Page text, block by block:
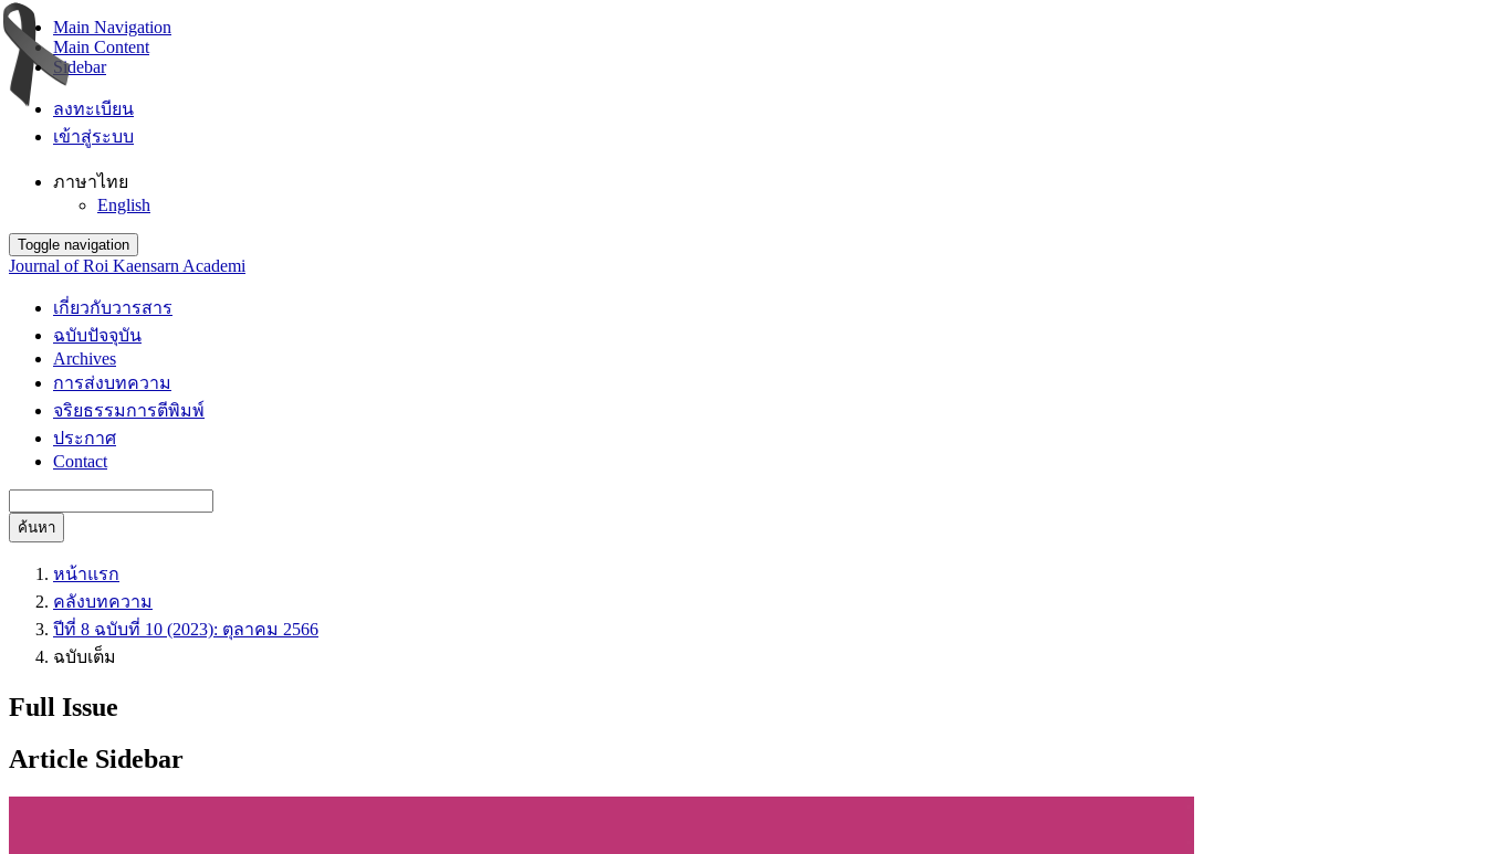
Main Navigation
Main Content
Sidebar
ลงทะเบียน
เข้าสู่ระบบ
ภาษาไทย
English
Toggle navigation
Journal of Roi Kaensarn Academi
เกี่ยวกับวารสาร
ฉบับปัจจุบัน
Archives
การส่งบทความ
จริยธรรมการตีพิมพ์
ประกาศ
Contact
ค้นหา
หน้าแรก
คลังบทความ
ปีที่ 8 ฉบับที่ 10 (2023): ตุลาคม 2566
ฉบับเต็ม
Full Issue
Article Sidebar